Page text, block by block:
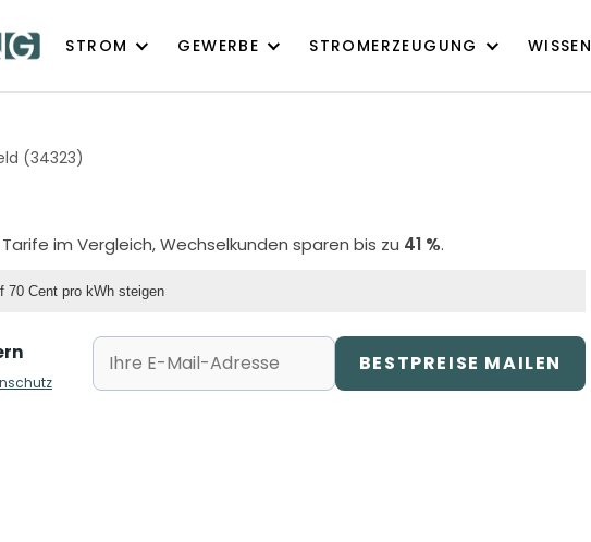
STROM GEWERBE STROMERZEUGUNG WISSEN
(34323)
im Vergleich, Wechselkunden sparen bis zu 41 %.
70 Cent pro kWh steigen
BESTPREISE MAILEN